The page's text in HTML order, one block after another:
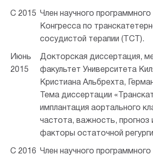
С 2015 Член научного
Конгресса по
сосудистой терапии (TCT).
Июнь
2015
Докторская диссертация,
факультет Университета
Кристиана Альбрехта,
Тема диссертации
имплантация аортального
частота, важность, прогноз
факторы остаточной
С 2016 Член научного